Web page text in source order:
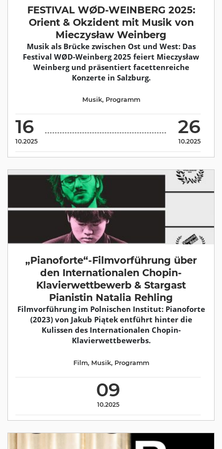
FESTIVAL WØD-WEINBERG 2025:
Orient & Okzident mit Musik von
Mieczysław Weinberg
Musik als Brücke zwischen Ost und West: Das
Festival WØD-Weinberg 2025 feiert Mieczysław
Weinberg und präsentiert facettenreiche
Konzerte in Salzburg.
16
10.2025
26
10.2025
Musik, Programm
„Pianoforte“-Filmvorführung über
den Internationalen Chopin-
Klavierwettbewerb & Stargast
Pianistin Natalia Rehling
Filmvorführung im Polnischen Institut: Pianoforte
(2023) von Jakub Piątek entführt hinter die
Kulissen des Internationalen Chopin-
Klavierwettbewerbs.
09
10.2025
Film, Musik, Programm